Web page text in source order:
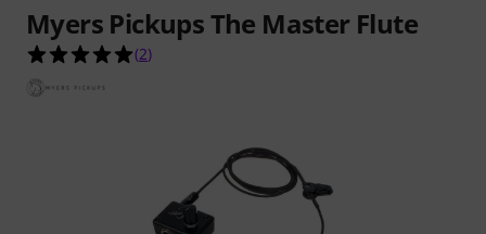
Myers Pickups The Master Flute
5.0 von 5 Sternen aus 2 Kundenbewertungen
(2)